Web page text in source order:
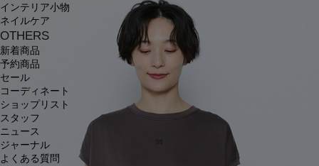
インテリア小物
ネイルケア
OTHERS
新着商品
予約商品
セール
コーディネート
ショップリスト
スタッフ
ニュース
ジャーナル
よくある質問